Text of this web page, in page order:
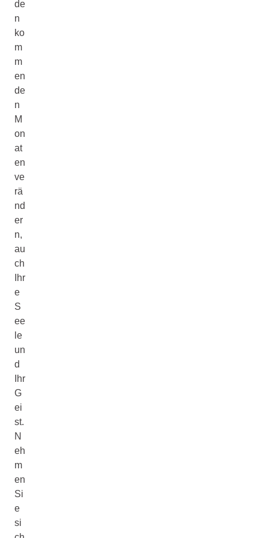
de
n
ko
m
m
en
de
n
M
on
at
en
ve
rä
nd
er
n,
au
ch
Ihr
e
S
ee
le
un
d
Ihr
G
ei
st.
N
eh
m
en
Si
e
si